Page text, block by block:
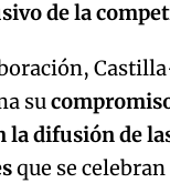
de la
su
la difusión de
que se